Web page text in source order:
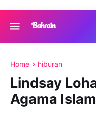
Home hiburan
Lindsay
Agama Islam